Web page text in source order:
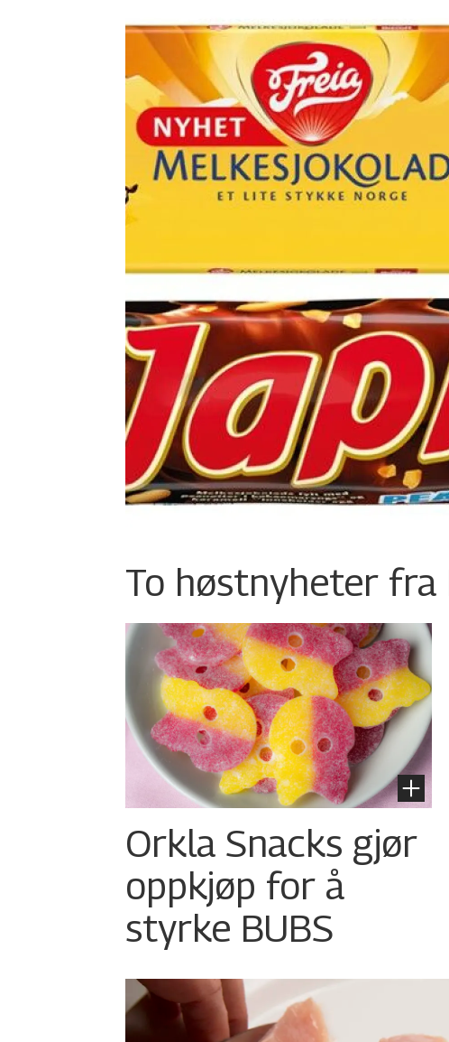
To høstnyheter fra
Orkla Snacks gjør
oppkjøp for å
styrke BUBS